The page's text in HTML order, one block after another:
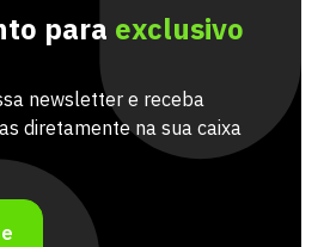
para exclusivo
newsletter e receba
diretamente na sua caixa